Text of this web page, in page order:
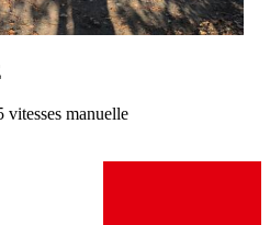
vitesses manuelle